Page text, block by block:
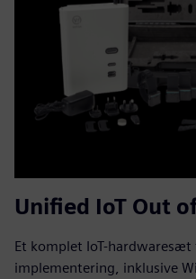
Unified IoT Out
Et komplet IoT-
implementering, inklusive